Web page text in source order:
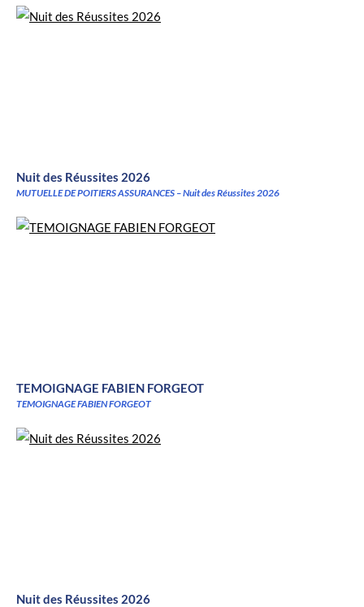
Nuit des Réussites 2026
MUTUELLE DE POITIERS ASSURANCES – Nuit des Réussites 2026
TEMOIGNAGE FABIEN FORGEOT
TEMOIGNAGE FABIEN FORGEOT
Nuit des Réussites 2026